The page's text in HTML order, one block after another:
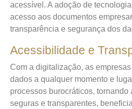
acessível. A adoção de
acesso aos documentos
transparência e segurança dos
Acessibilidade e
Com a digitalização, as
dados a qualquer momento e
processos burocráticos, tornando
seguras e transparentes,